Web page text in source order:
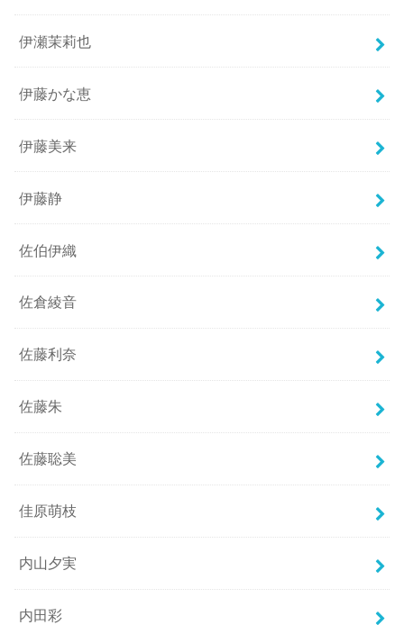
伊瀬茉莉也
伊藤かな恵
伊藤美来
伊藤静
佐伯伊織
佐倉綾音
佐藤利奈
佐藤朱
佐藤聡美
佳原萌枝
内山夕実
内田彩